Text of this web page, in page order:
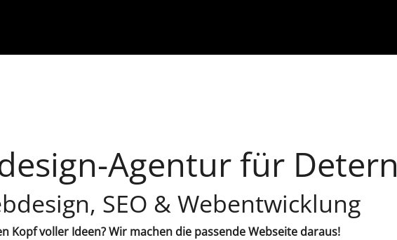
Agentur für Detern
SEO & Webentwicklung
Kopf voller Ideen? Wir machen die passende Webseite daraus!